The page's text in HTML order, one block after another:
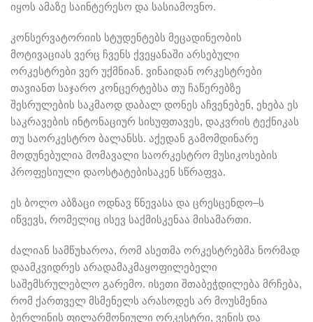
იყოს ამაზე საინტერესო და სასიამოვნო.
კონსერვატორიის სტუდენტებს მეცადინეობის
მოტივაციას ვერც ჩვენს ქვეყანაში არსებული
ორკესტრები ვერ უქმნიან. ვინაიდან ორკესტრები
თავიანთ საჯარო კონცერტებსა თუ ჩაწერებზე
შესრულების საკმაოდ დაბალ დონეს აჩვენებენ, ეხება ეს
საკრავების ინტონაციურ სისუფთავეს, დაკვრის ტექნიკას
თუ საორკესტრო ბალანსს. აქედან გამომდინარე
მოდუნებულია მომავალი საორკესტრო მუსიკოსების
პროფესიული დაოსტატებისაკენ სწრაფვა.
ეს ბოლო აბზაცი ოდნავ წნევასა და ცრესცენდო–ს
იწვევს, რომელიც ისევ საქმისკენაა მისამართი.
ძალიან სამწუხაროა, რომ ასეთმა ორკესტრებმა ნორმად
დაამკვიდრეს არადამაკმაყოფილებელი
საშემსრულებლო გარემო. ისეთი შთაბეჭდილება მრჩება,
რომ ქართველ მსმენელს არასოდეს არ მოუსმენია
ბერლინის ფილარმონიული ორკესტრი, ვენის და